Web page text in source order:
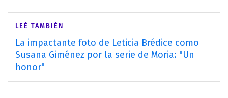
LEÉ TAMBIÉN
La impactante foto de Leticia Brédice como
Susana Giménez por la serie de Moria: "Un
honor"